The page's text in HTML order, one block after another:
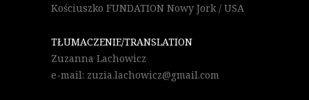
Kościuszko FUNDATION Nowy Jork / USA
TŁUMACZENIE/TRANSLATION
Zuzanna Lachowicz
e-mail: zuzia.lachowicz@gmail.com